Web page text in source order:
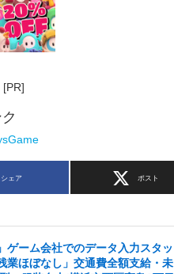
[PR]
シェア ポスト
ゲーム会社でのデータ入力スタッ
業ほぼなし」交通費全額支給・未